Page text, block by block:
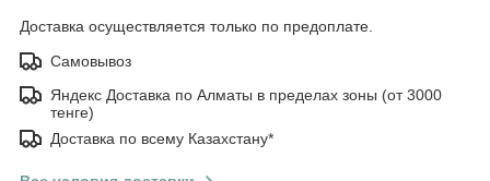
Доставка осуществляется только по предоплате.
Самовывоз
Яндекс Доставка по Алматы в пределах зоны (от 3000
тенге)
Доставка по всему Казахстану*